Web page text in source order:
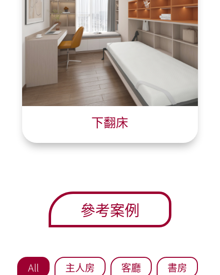
下翻床
參考案例
All 主人房 客廳 書房